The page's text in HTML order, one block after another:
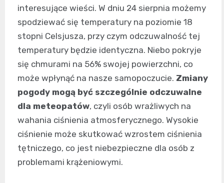
interesujące wieści. W dniu 24 sierpnia możemy
spodziewać się temperatury na poziomie 18
stopni Celsjusza, przy czym odczuwalność tej
temperatury będzie identyczna. Niebo pokryje
się chmurami na 56% swojej powierzchni, co
może wpłynąć na nasze samopoczucie. Zmiany
pogody mogą być szczególnie odczuwalne
dla meteopatów, czyli osób wrażliwych na
wahania ciśnienia atmosferycznego. Wysokie
ciśnienie może skutkować wzrostem ciśnienia
tętniczego, co jest niebezpieczne dla osób z
problemami krążeniowymi.